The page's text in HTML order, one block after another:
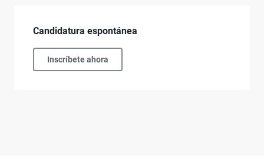
Candidatura espontánea
Inscríbete ahora